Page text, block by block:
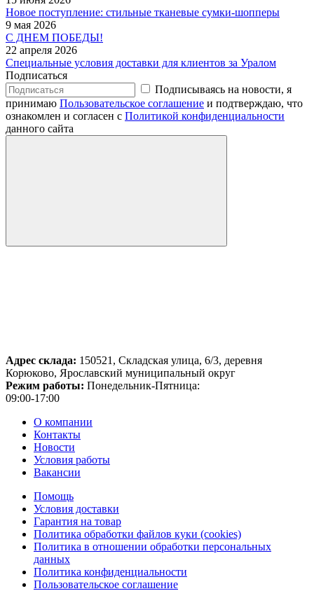
Новое поступление: стильные тканевые сумки-шопперы
9 мая 2026
С ДНЕМ ПОБЕДЫ!
22 апреля 2026
Специальные условия доставки для клиентов за Уралом
Подписаться
Подписываясь на новости, я
принимаю Пользовательское соглашение и подтверждаю, что
ознакомлен и согласен с Политикой конфиденциальности
данного сайта
Адрес склада: 150521, Складская улица, 6/3, деревня
Корюково, Ярославский муниципальный округ
Режим работы: Понедельник-Пятница:
09:00-17:00
О компании
Контакты
Новости
Условия работы
Вакансии
Помощь
Условия доставки
Гарантия на товар
Политика обработки файлов куки (cookies)
Политика в отношении обработки персональных
данных
Политика конфиденциальности
Пользовательское соглашение